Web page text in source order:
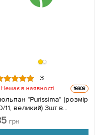
3
Немає в наявності 16908
"Purissima" (розмір
11, великий) 3шт в
грн